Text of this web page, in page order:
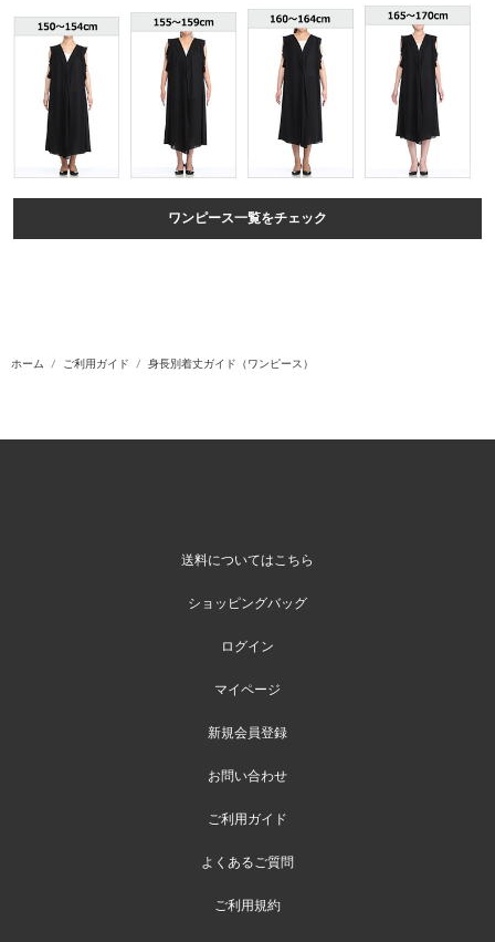
ワンピース一覧をチェック
ホーム ご利用ガイド 身長別着丈ガイド（ワンピース）
送料についてはこちら
ショッピングバッグ
ログイン
マイページ
新規会員登録
お問い合わせ
ご利用ガイド
よくあるご質問
ご利用規約